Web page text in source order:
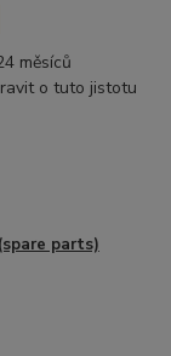
měsíců
o tuto jistotu
parts)